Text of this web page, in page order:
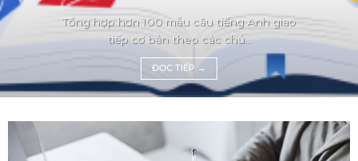
Tổng hợp hơn 100 mẫu câu tiếng Anh giao
tiếp cơ bản theo các chủ...
ĐỌC TIẾP →